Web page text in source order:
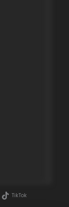
TikTok